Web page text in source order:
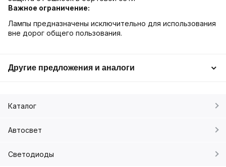
Важное ограничение:
Лампы предназначены исключительно для использования
вне дорог общего пользования.
Другие предложения и аналоги
Каталог
Автосвет
Светодиоды